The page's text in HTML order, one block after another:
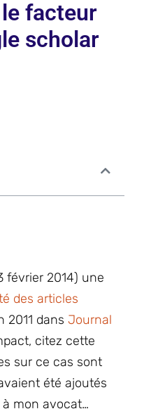
facteur
scholar
février 2014) une
des articles
2011 dans Journal
citez cette
sur ce cas sont
été ajoutés
mon avocat…